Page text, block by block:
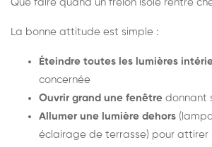
Que faire quand un frelon isolé rentre
La bonne attitude est simple :
Éteindre toutes les lumières
concernée
Ouvrir grand une fenêtre donnant
Allumer une lumière dehors
éclairage de terrasse) pour attirer